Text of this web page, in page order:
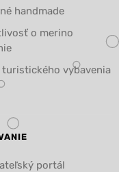
handmade
o merino
turistického vybavenia
portál